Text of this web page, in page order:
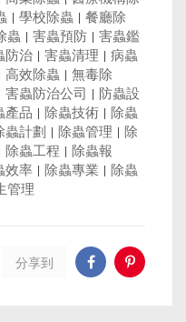
| 學校除蟲 | 餐廳除
蟲 | 害蟲預防 | 害蟲鑑
防治 | 害蟲清理 | 病蟲
高效除蟲 | 無毒除
害蟲防治公司 | 防蟲設
產品 | 除蟲技術 | 除蟲
蟲計劃 | 除蟲管理 | 除
除蟲工程 | 除蟲報
效率 | 除蟲專業 | 除蟲
管理
分享到